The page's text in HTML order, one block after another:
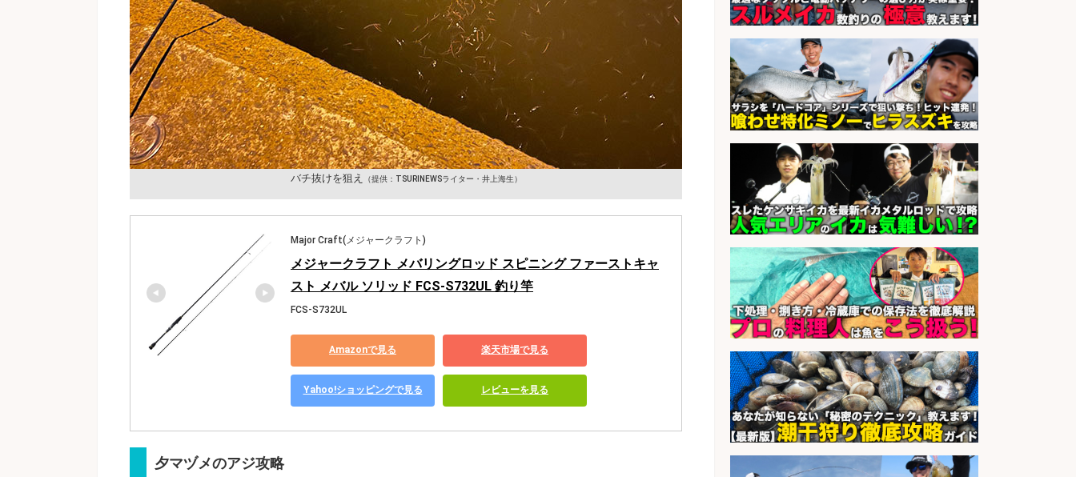
バチ抜けを狙え （提供：TSURINEWSライター・井上海生）
Major Craft(メジャークラフト)
メジャークラフト メバリングロッド スピニング ファーストキャ
スト メバル ソリッド FCS-S732UL 釣り竿
FCS-S732UL
Amazonで見る 楽天市場で見る
Yahoo!ショッピングで見る レビューを見る
夕マヅメのアジ攻略
精肉・青果・鮮魚販売/志布志駅か
ら車5分 お魚のカットや商品の陳列
業務/残業少なめ×車通勤OK×時間選
べる/鹿児島県/志布志市
会社名 株式会社ホットスタッフ鹿児島
sponsored by 求人ボックス
コンビニ/広島県/調理なし・軽作業
スタート お魚のパック詰め 品出し/
週4日から勤務OK/希望休が取得で
きる
会社名 株式会社ホットスタッフ五日市
sponsored by 求人ボックス
さらに求人情報を見る